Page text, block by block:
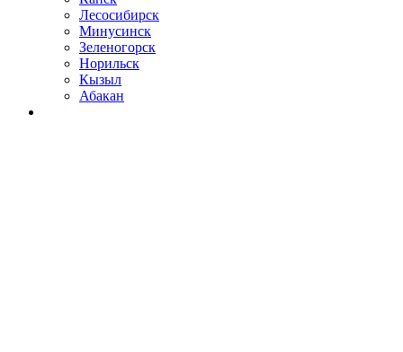
Лесосибирск
Минусинск
Зеленогорск
Норильск
Кызыл
Абакан